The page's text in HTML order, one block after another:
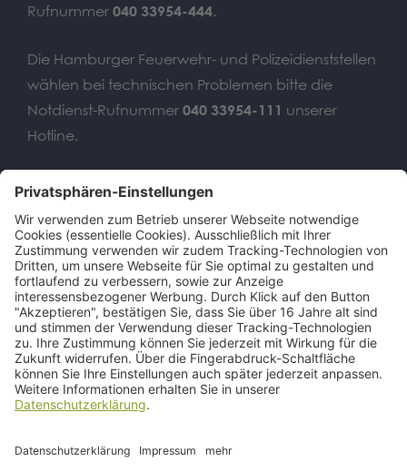
Rufnummer 040 33954-444.
Die Hamburger Feuerwehr- und Polizeidienststellen
wählen bei technischen Problemen bitte die
Notdienst-Rufnummer 040 33954-111 unserer
Hotline.
Wir benötigen Ihre
Zustimmung, um den Google
Maps-Service zu laden!
Wir verwenden einen Service eines
Drittanbieters, um Karteninhalte
einzubetten. Dieser Service kann Daten
zu Ihren Aktivitäten sammeln. Bitte lesen
Sie die Details durch und stimmen Sie
der Nutzung des Service zu, um diese
Mehr Informationen